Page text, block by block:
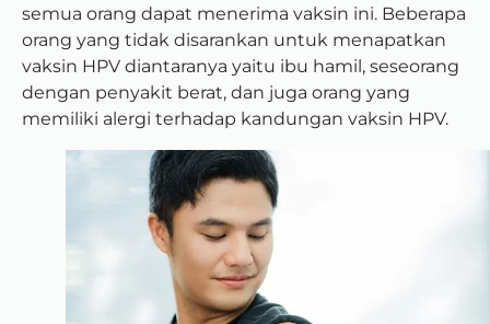
semua orang dapat menerima vaksin ini. Beberapa
orang yang tidak disarankan untuk menapatkan
vaksin HPV diantaranya yaitu ibu hamil, seseorang
dengan penyakit berat, dan juga orang yang
memiliki alergi terhadap kandungan vaksin HPV.